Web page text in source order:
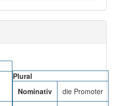
Plural
Nominativ
die Promoter